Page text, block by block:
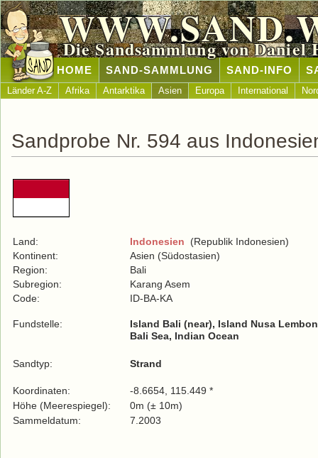
Die Sandsammlung von Daniel
HOME SAND-SAMMLUNG SAND-INFO
Länder A-Z Afrika Antarktika Asien Europa International
Sandprobe Nr. 594 aus
Land: Indonesien (Republik Indonesien)
Kontinent:
Asien (Südostasien)
Region:
Bali
Subregion:
Karang Asem
Code:
ID-BA-KA
Fundstelle:
Island Bali (near), Island Nusa
Bali Sea, Indian Ocean
Sandtyp: Strand
Koordinaten:
-8.6654, 115.449 *
Höhe (Meerespiegel):
0m (± 10m)
Sammeldatum:
7.2003